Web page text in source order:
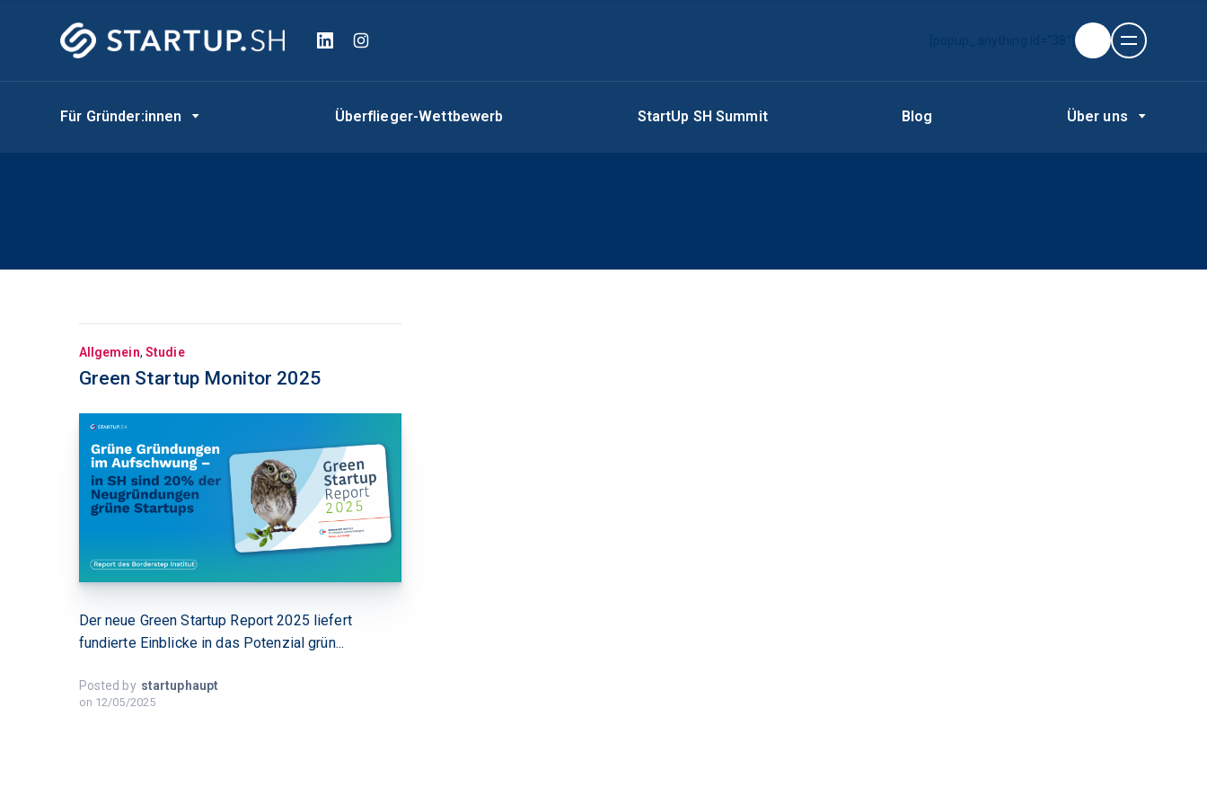
Für Gründer:innen Überflieger-Wettbewerb StartUp SH Summit Blog Über uns
Allgemein, Studie
Green Startup Monitor 2025
Der neue Green Startup Report 2025 liefert
fundierte Einblicke in das Potenzial grün...
Posted by startuphaupt
on 12/05/2025